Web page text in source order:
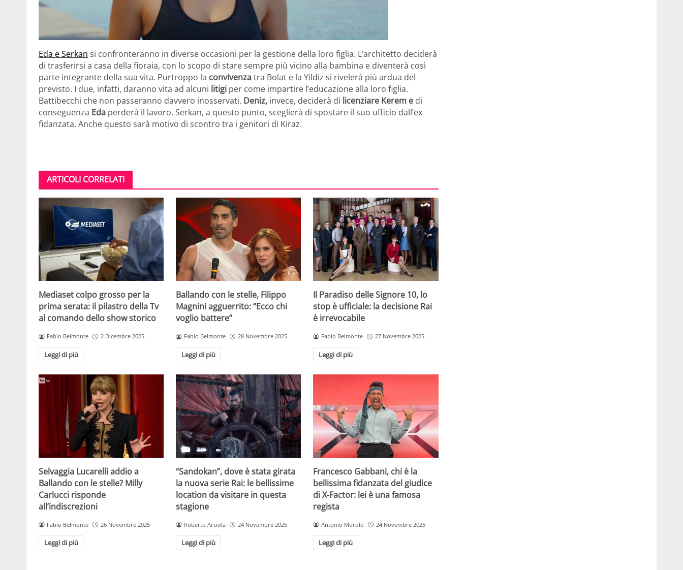
Eda e Serkan si confronteranno in diverse occasioni per la gestione della loro figlia. L’architetto deciderà
di trasferirsi a casa della fioraia, con lo scopo di stare sempre più vicino alla bambina e diventerà così
parte integrante della sua vita. Purtroppo la convivenzatra Bolat e la Yildiz si rivelerà più ardua del
previsto. I due, infatti, daranno vita ad alcuni litigi per come impartire l’educazione alla loro figlia.
Battibecchi che non passeranno davvero inosservati. Deniz, invece, deciderà di licenziare Kerem e di
conseguenza Eda perderà il lavoro. Serkan, a questo punto, sceglierà di spostare il suo ufficio dall’ex
fidanzata. Anche questo sarà motivo di scontro tra i genitori di Kiraz.
ARTICOLI CORRELATI
Mediaset colpo grosso per la
prima serata: il pilastro della Tv
al comando dello show storico
Fabio Belmonte 2 Dicembre 2025
Leggi di più
Ballando con le stelle, Filippo
Magnini agguerrito: “Ecco chi
voglio battere”
Fabio Belmonte 28 Novembre 2025
Leggi di più
Il Paradiso delle Signore 10, lo
stop è ufficiale: la decisione Rai
è irrevocabile
Fabio Belmonte 27 Novembre 2025
Leggi di più
Selvaggia Lucarelli addio a
Ballando con le stelle? Milly
Carlucci risponde
all’indiscrezioni
Fabio Belmonte 26 Novembre 2025
Leggi di più
“Sandokan”, dove è stata girata
la nuova serie Rai: le bellissime
location da visitare in questa
stagione
Roberto Arciola 24 Novembre 2025
Leggi di più
Francesco Gabbani, chi è la
bellissima fidanzata del giudice
di X-Factor: lei è una famosa
regista
Antonio Murolo 24 Novembre 2025
Leggi di più